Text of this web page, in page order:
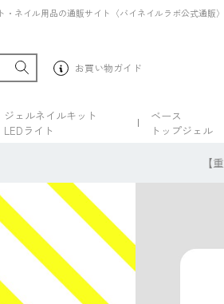
ネイル用品の通販サイト〈バイネイルラボ公式通販〉
お買い物ガイド
ジェルネイルキット
LEDライト
ベース
トップジェル
【